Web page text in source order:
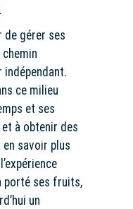
de gérer ses
ce milieu
et ses
à obtenir des
savoir plus
porté ses fruits,
un